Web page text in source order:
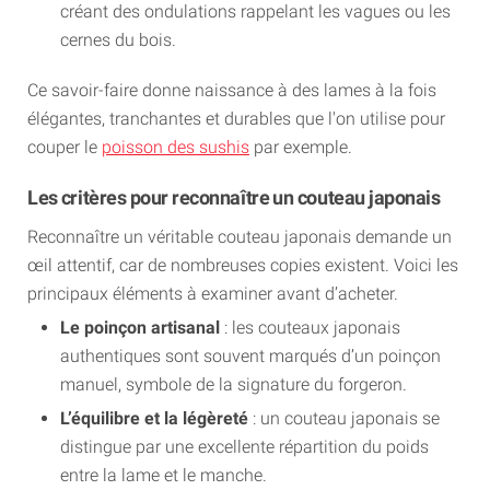
créant des ondulations rappelant les vagues ou les
cernes du bois.
Ce savoir-faire donne naissance à des lames à la fois
élégantes, tranchantes et durables que l'on utilise pour
couper le poisson des sushis par exemple.
Les critères pour reconnaître un couteau japonais
Reconnaître un véritable couteau japonais demande un
œil attentif, car de nombreuses copies existent. Voici les
principaux éléments à examiner avant d’acheter.
Le poinçon artisanal : les couteaux japonais
authentiques sont souvent marqués d’un poinçon
manuel, symbole de la signature du forgeron.
L’équilibre et la légèreté : un couteau japonais se
distingue par une excellente répartition du poids
entre la lame et le manche.